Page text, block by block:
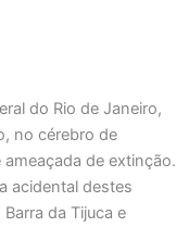
do Rio de Janeiro,
no cérebro de
de extinção.
acidental destes
da Tijuca e